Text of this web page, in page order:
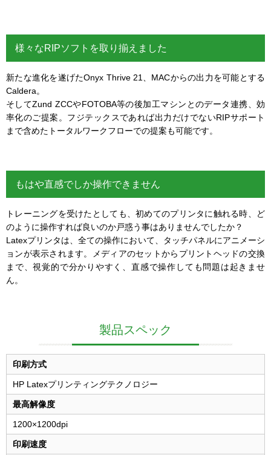
様々なRIPソフトを取り揃えました
新たな進化を遂げたOnyx Thrive 21、MACからの出力を可能とする
Caldera。
そしてZund ZCCやFOTOBA等の後加工マシンとのデータ連携、効
率化のご提案。フジテックスであれば出力だけでないRIPサポート
まで含めたトータルワークフローでの提案も可能です。
もはや直感でしか操作できません
トレーニングを受けたとしても、初めてのプリンタに触れる時、ど
のように操作すれば良いのか戸惑う事はありませんでしたか？
Latexプリンタは、全ての操作において、タッチパネルにアニメーシ
ョンが表示されます。メディアのセットからプリントヘッドの交換
まで、視覚的で分かりやすく、直感で操作しても問題は起きませ
ん。
製品スペック
印刷方式
HP Latexプリンティングテクノロジー
最高解像度
1200×1200dpi
印刷速度